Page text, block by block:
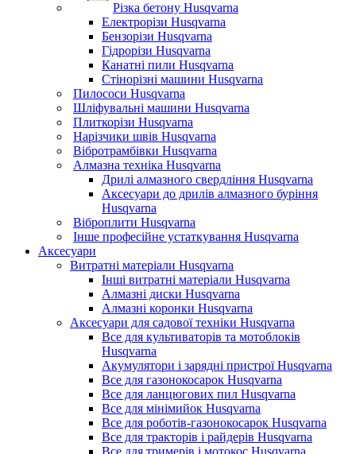
Різка бетону Husqvarna
Електрорізи Husqvarna
Бензорізи Husqvarna
Гідрорізи Husqvarna
Канатні пили Husqvarna
Стінорізні машини Husqvarna
Пилососи Husqvarna
Шліфувальні машини Husqvarna
Плиткорізи Husqvarna
Нарізчики швів Husqvarna
Вібротрамбівки Husqvarna
Алмазна техніка Husqvarna
Дрилі алмазного свердління Husqvarna
Аксесуари до дрилів алмазного буріння
Husqvarna
Віброплити Husqvarna
Інше професійне устаткування Husqvarna
Аксесуари
Витратні матеріали Husqvarna
Інші витратні матеріали Husqvarna
Алмазні диски Husqvarna
Алмазні коронки Husqvarna
Аксесуари для садової техніки Husqvarna
Все для культиваторів та мотоблоків
Husqvarna
Акумулятори і зарядні пристрої Husqvarna
Все для газонокосарок Husqvarna
Все для ланцюгових пил Husqvarna
Все для мінімийок Husqvarna
Все для роботів-газонокосарок Husqvarna
Все для тракторів і райдерів Husqvarna
Все для тримерів і мотокос Husqvarna